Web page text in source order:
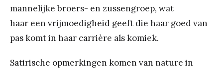
mannelijke broers- en zussengroep, wat
haar een vrijmoedigheid geeft die haar goed van
pas komt in haar carrière als komiek.
Satirische opmerkingen komen van nature in